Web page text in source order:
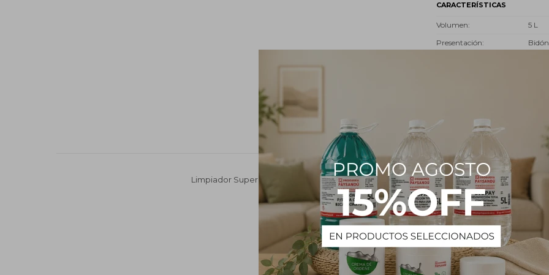
CARACTERÍSTICAS
Volumen
5 L
Presentación
Bidón
Descripción
Limpiador SuperGlass
PRODUCTOS QUE TE PUEDEN INTERESAR